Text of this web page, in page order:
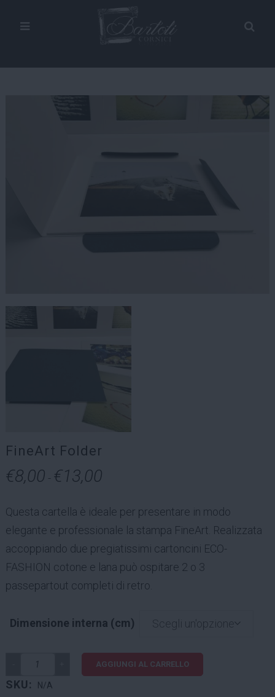
FineArt Folder
€8,00 - €13,00Fascia
prezzo:
da
€8,00
a
€13,00
Questa cartella è ideale per presentare in modo
elegante e professionale la stampa FineArt. Realizzata
accoppiando due pregiatissimi cartoncini ECO-
FASHION cotone e lana può ospitare 2 o 3
passepartout completi di retro.
Dimensione interna (cm) Scegli un'opzione
AGGIUNGI AL CARRELLO
SKU: N/A